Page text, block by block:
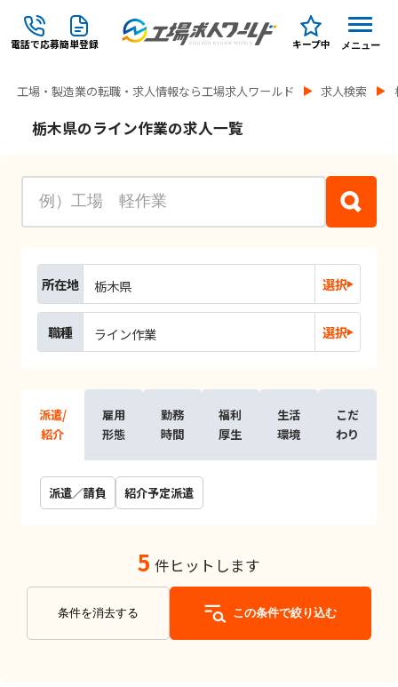
電話で応募簡単登録 キープ中 メニュー
工場・製造業の転職・求人情報なら工場求人ワールド 求人検索
栃木県のライン作業の求人一覧
所在地 栃木県 選択
職種 ライン作業 選択
派遣/
紹介
雇用
形態
勤務
時間
福利
厚生
生活
環境
こだ
わり
派遣／請負 紹介予定派遣
5 件ヒットします
条件を消去する この条件で絞り込む